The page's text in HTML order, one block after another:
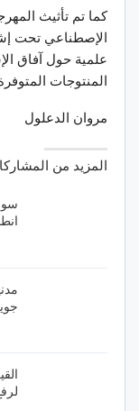
كما تم تأثيث
الإصطناعي تحت
علمية حول آفاق
المنتوجات
مروان الدعلول
المزيد من
انطلاق